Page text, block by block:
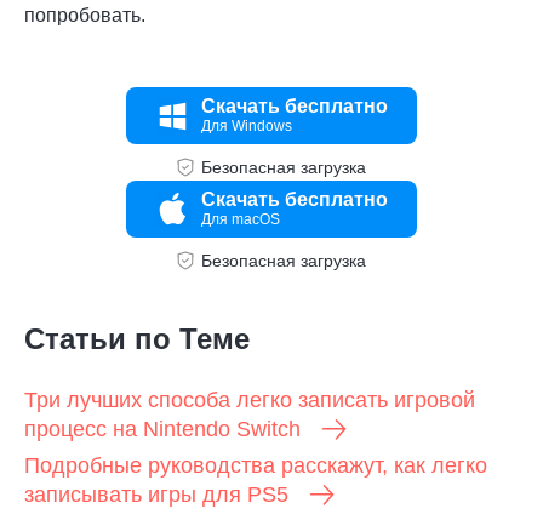
попробовать.
Скачать бесплатно
Для Windows
Безопасная загрузка
Скачать бесплатно
Для macOS
Безопасная загрузка
Статьи по Теме
Три лучших способа легко записать игровой
процесс на Nintendo Switch
Подробные руководства расскажут, как легко
записывать игры для PS5